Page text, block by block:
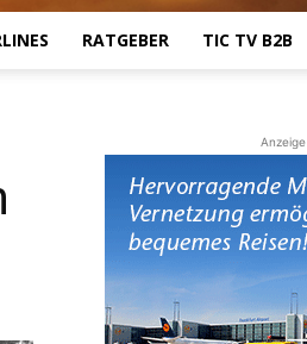
RATGEBER TIC TV B2B
Anzeige